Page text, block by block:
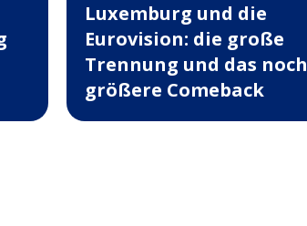
Luxemburg und die
Eurovision: die große
Trennung und das noch
größere Comeback